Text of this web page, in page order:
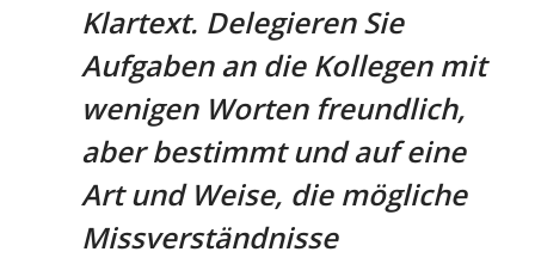
Erfolgreich delegieren — Fazit
Klartext. Delegieren Sie
Aufgaben an die Kollegen mit
wenigen Worten freundlich,
aber bestimmt und auf eine
Art und Weise, die mögliche
Missverständnisse